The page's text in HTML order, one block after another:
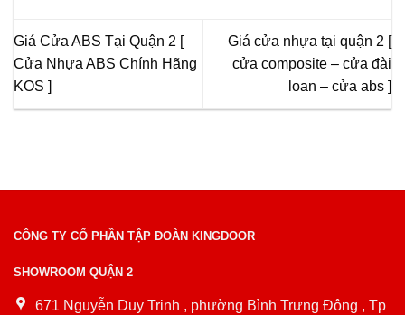
Giá Cửa ABS Tại Quận 2 [
Cửa Nhựa ABS Chính Hãng
KOS ]
Giá cửa nhựa tại quận 2 [
cửa composite – cửa đài
loan – cửa abs ]
CÔNG TY CỔ PHẦN TẬP ĐOÀN KINGDOOR
SHOWROOM QUẬN 2
671 Nguyễn Duy Trinh , phường Bình Trưng Đông , Tp